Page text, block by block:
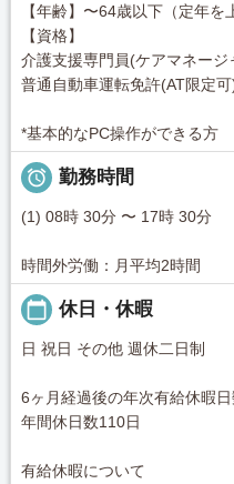
【年齢】〜64歳以下（定年を
【資格】
介護支援専門員(ケアマネージ
普通自動車運転免許(AT限定可
*基本的なPC操作ができる方
 勤務時間
(1) 08時 30分 〜 17時 30分
時間外労働：月平均2時間
calendar_today 休日・休暇
日 祝日 その他 週休二日制
6ヶ月経過後の年次有給休暇
年間休日数110日
有給休暇について